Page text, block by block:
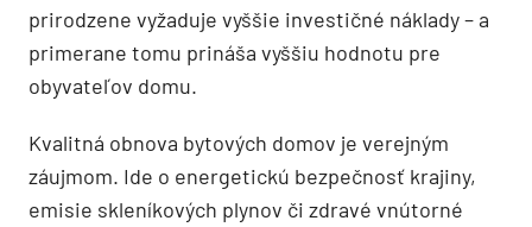
prirodzene vyžaduje vyššie investičné náklady – a
primerane tomu prináša vyššiu hodnotu pre
obyvateľov domu.
Kvalitná obnova bytových domov je verejným
záujmom. Ide o energetickú bezpečnosť krajiny,
emisie skleníkových plynov či zdravé vnútorné